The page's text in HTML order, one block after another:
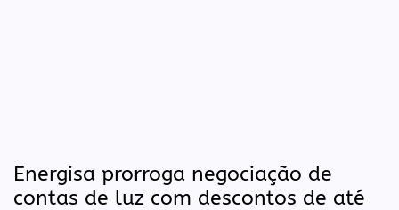
Energisa prorroga negociação de
contas de luz com descontos de até